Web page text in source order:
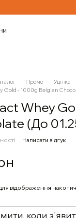
Промо Уцінка
Gold - 1000g Belgian
Whey
(До
Написати відгук
відображення
коли